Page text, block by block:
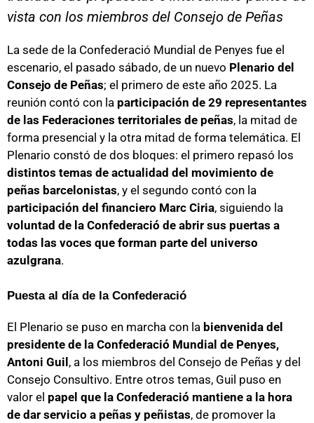
vista con los miembros del Consejo de Peñas
La sede de la Confederació Mundial de Penyes fue el
escenario, el pasado sábado, de un nuevo Plenario del
Consejo de Peñas; el primero de este año 2025. La
reunión contó con la participación de 29 representantes
de las Federaciones territoriales de peñas, la mitad de
forma presencial y la otra mitad de forma telemática. El
Plenario constó de dos bloques: el primero repasó los
distintos temas de actualidad del movimiento de
peñas barcelonistas, y el segundo contó con la
participación del financiero Marc Ciria, siguiendo la
voluntad de la Confederació de abrir sus puertas a
todas las voces que forman parte del universo
azulgrana.
Puesta al día de la Confederació
El Plenario se puso en marcha con la bienvenida del
presidente de la Confederació Mundial de Penyes,
Antoni Guil , a los miembros del Consejo de Peñas y del
Consejo Consultivo. Entre otros temas, Guil puso en
valor el papel que la Confederació mantiene a la hora
de dar servicio a peñas y peñistas, de promover la